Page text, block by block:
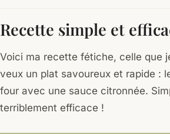
Recette simple et
Voici ma recette fétiche, celle que
veux un plat savoureux et rapide :
four avec une sauce citronnée.
terriblement efficace !